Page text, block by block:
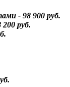
- 98 900 руб.
руб.